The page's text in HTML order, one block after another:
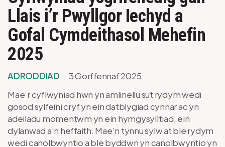
Llais i’r Pwyllgor Iechyd a
Gofal Cymdeithasol Mehefin
2025
ADRODDIAD
3 Gorffennaf 2025
Mae’r cyflwyniad hwn yn amlinellu sut rydym wedi
gosod sylfeini cryf yn ein datblygiad cynnar ac yn
adeiladu momentwm yn ein hymgysylltiad, ein
dylanwad a’n heffaith. Mae’n tynnu sylw at ble rydym
wedi canolbwyntio a ble byddwn yn canolbwyntio yn